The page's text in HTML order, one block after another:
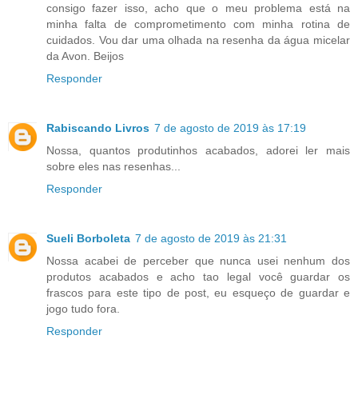
consigo fazer isso, acho que o meu problema está na
minha falta de comprometimento com minha rotina de
cuidados. Vou dar uma olhada na resenha da água micelar
da Avon. Beijos
Responder
Rabiscando Livros 7 de agosto de 2019 às 17:19
Nossa, quantos produtinhos acabados, adorei ler mais
sobre eles nas resenhas...
Responder
Sueli Borboleta 7 de agosto de 2019 às 21:31
Nossa acabei de perceber que nunca usei nenhum dos
produtos acabados e acho tao legal você guardar os
frascos para este tipo de post, eu esqueço de guardar e
jogo tudo fora.
Responder